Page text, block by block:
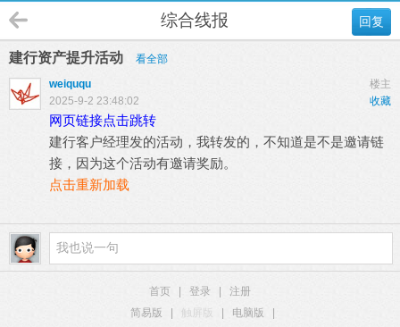
回复
综合线报
建行资产提升活动
看全部
楼主
weiququ
收藏
2025-9-2 23:48:02
网页链接点击跳转
建行客户经理发的活动，我转发的，不知道是不是邀请链
接，因为这个活动有邀请奖励。
点击重新加载
首页 登录
注册
简易版
触屏版 电脑版